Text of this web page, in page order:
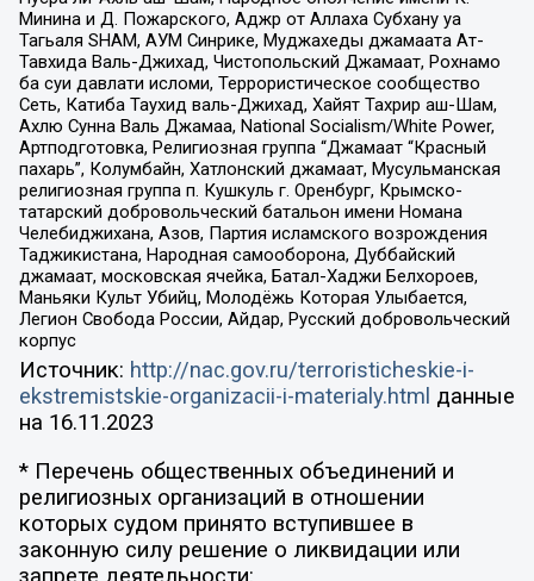
Минина и Д. Пожарского, Аджр от Аллаха Субхану уа
Тагьаля SHAM, АУМ Синрике, Муджахеды джамаата Ат-
Тавхида Валь-Джихад, Чистопольский Джамаат, Рохнамо
ба суи давлати исломи, Террористическое сообщество
Сеть, Катиба Таухид валь-Джихад, Хайят Тахрир аш-Шам,
Ахлю Сунна Валь Джамаа, National Socialism/White Power,
Артподготовка, Религиозная группа “Джамаат “Красный
пахарь”, Колумбайн, Хатлонский джамаат, Мусульманская
религиозная группа п. Кушкуль г. Оренбург, Крымско-
татарский добровольческий батальон имени Номана
Челебиджихана, Азов, Партия исламского возрождения
Таджикистана, Народная самооборона, Дуббайский
джамаат, московская ячейка, Батал-Хаджи Белхороев,
Маньяки Культ Убийц, Молодёжь Которая Улыбается,
Легион Свобода России, Айдар, Русский добровольческий
корпус
Источник: http://nac.gov.ru/terroristicheskie-i-
ekstremistskie-organizacii-i-materialy.html данные
на 16.11.2023
* Перечень общественных объединений и
религиозных организаций в отношении
которых судом принято вступившее в
законную силу решение о ликвидации или